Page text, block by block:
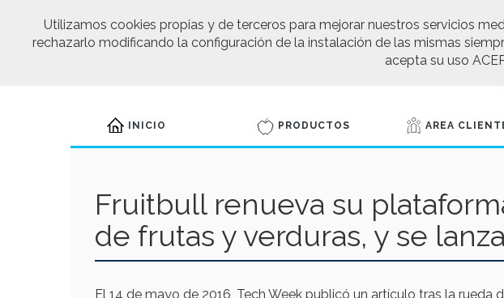
INICIO PRODUCTOS AREA
Fruitbull renueva su
de frutas y verduras, y se
El 14 de mayo de 2016, Tech Week publicó un artículo tras la rueda
Utilizamos cookies propias y de terceros para mejorar nuestros servicios
rechazarlo modificando la configuración de la instalación de las mismas
acepta su uso